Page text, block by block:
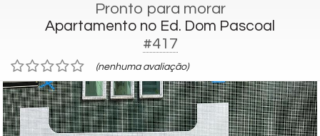
Pronto para morar
Apartamento no Ed. Dom Pascoal
#417
(nenhuma avaliação)